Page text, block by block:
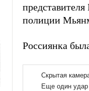
полиции
Россиянка